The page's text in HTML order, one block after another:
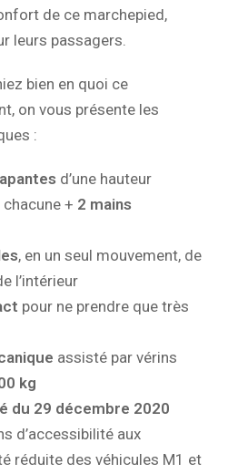
de ce marchepied,
leurs passagers.
bien en quoi ce
on vous présente les
:
d’une hauteur
+ 2 mains
, en un seul mouvement, de
l’intérieur
pour ne prendre que très
assisté par vérins
kg
du 29 décembre 2020
d’accessibilité aux
réduite des véhicules M1 et